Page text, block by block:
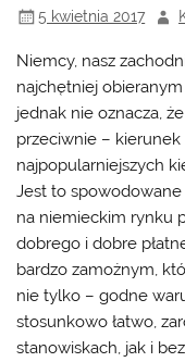
5 kwietnia 2017
Niemcy, nasz
najchętniej
jednak nie oznacza,
przeciwnie –
najpopularniejszych
Jest to
na niemieckim rynku
dobrego i dobre
bardzo zamożnym,
nie tylko – godne
stosunkowo łatwo,
stanowiskach, jak i